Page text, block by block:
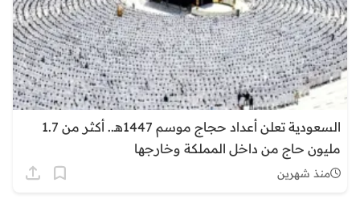
السعودية تعلن أعداد حجاج موسم 1447هـ.. أكثر من 1.7
مليون حاج من داخل المملكة وخارجها
منذ شهرين